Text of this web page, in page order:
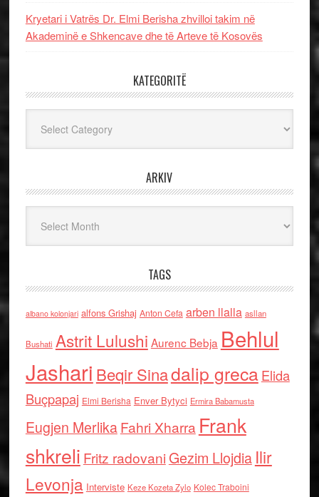
Kryetari i Vatrës Dr. Elmi Berisha zhvilloi takim në
Akademinë e Shkencave dhe të Arteve të Kosovës
KATEGORITË
ARKIV
TAGS
albano kolonjari alfons Grishaj Anton Cefa arben llalla asllan
Bushati Astrit Lulushi Aurenc Bebja Behlul
Jashari Beqir Sinadalip grecaElida
Buçpapaj Elmi Berisha Enver Bytyci Ermira Babamusta
Eugjen MerlikaFahri Xharra Frank
shkreli Fritz radovaniGezim Llojdia Ilir
Levonja Interviste Keze Kozeta Zylo Kolec Traboini